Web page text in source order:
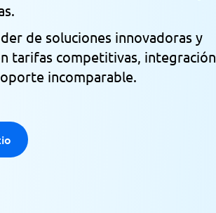
de soluciones innovadoras y
tarifas competitivas, integración
incomparable.